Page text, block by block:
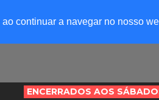
continuar a navegar no nosso
ENCERRADOS AOS